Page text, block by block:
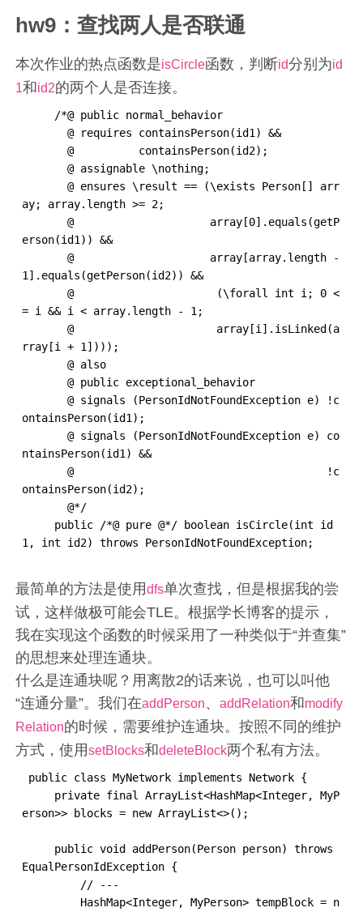
hw9：查找两人是否联通
本次作业的热点函数是isCircle函数，判断id分别为id
1和id2的两个人是否连接。
/*@ public normal_behavior
@ requires containsPerson(id1) &&
@          containsPerson(id2);
@ assignable \nothing;
@ ensures \result == (\exists Person[] arr
ay; array.length >= 2;
@                     array[0].equals(getP
erson(id1)) &&
@                     array[array.length -
1].equals(getPerson(id2)) &&
@                      (\forall int i; 0 <
= i && i < array.length - 1;
@                      array[i].isLinked(a
rray[i + 1])));
@ also
@ public exceptional_behavior
@ signals (PersonIdNotFoundException e) !c
ontainsPerson(id1);
@ signals (PersonIdNotFoundException e) co
ntainsPerson(id1) &&
@                                       !c
ontainsPerson(id2);
@*/
public /*@ pure @*/ boolean isCircle(int id
1, int id2) throws PersonIdNotFoundException;
最简单的方法是使用dfs单次查找，但是根据我的尝
试，这样做极可能会TLE。根据学长博客的提示，
我在实现这个函数的时候采用了一种类似于“并查集”
的思想来处理连通块。
什么是连通块呢？用离散2的话来说，也可以叫他
“连通分量”。我们在addPerson、addRelation和modify
Relation的时候，需要维护连通块。按照不同的维护
方式，使用setBlocks和deleteBlock两个私有方法。
public class MyNetwork implements Network {
private final ArrayList<HashMap<Integer, MyP
erson>> blocks = new ArrayList<>();
public void addPerson(Person person) throws
EqualPersonIdException {
// ---
HashMap<Integer, MyPerson> tempBlock = n